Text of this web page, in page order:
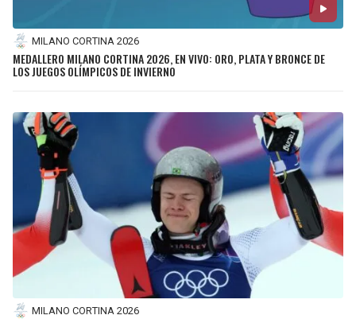
MILANO CORTINA 2026
MEDALLERO MILANO CORTINA 2026, EN VIVO: ORO, PLATA Y BRONCE DE
LOS JUEGOS OLÍMPICOS DE INVIERNO
MILANO CORTINA 2026